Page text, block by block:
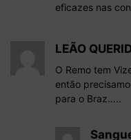
eficazes nas
LEÃO
O Remo tem
então
para o Braz…..